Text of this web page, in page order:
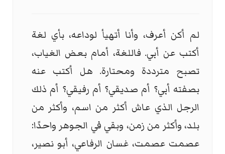
لم أكن أعرف، وأنا أتهيأ لوداعه، بأي لغة
أكتب عن أبي. فاللغة، أمام بعض الغياب،
تصبح مترددة ومحتارة. هل أكتب عنه
بصفته أبي؟ أم صديقي؟ أم رفيقي؟ أم ذلك
الرجل الذي عاش أكثر من اسم، وأكثر من
بلد، وأكثر من زمن، وبقي في الجوهر واحدًا:
عصمت عصمت، غسان الرفاعي، أبو نصير،